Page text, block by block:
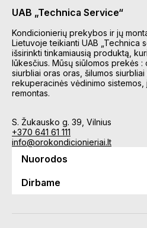
UAB „Technica Service“
Kondicionierių prekybos ir jų
Lietuvoje teikianti UAB „Technica
išsirinkti tinkamiausią produktą,
lūkesčius. Mūsų siūlomos prekės
siurbliai oras oras, šilumos siurbliai
rekuperacinės vėdinimo
remontas.
S. Žukausko g. 39, Vilnius
+370 641 61 111
info@orokondicionieriai.lt
Nuorodos
Dirbame